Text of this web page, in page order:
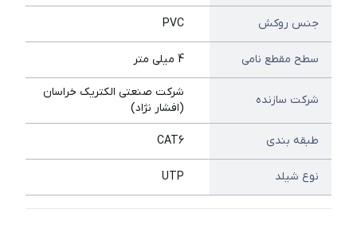
جنس روکش PVC
سطح مقطع نامی 4 میلی متر
شرکت سازنده
شرکت صنعتی الکتریک خراسان
(افشار نژاد)
طبقه بندی CAT6
نوع شیلد UTP